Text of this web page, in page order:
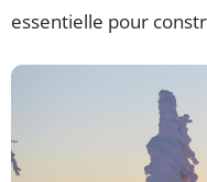
essentielle pour